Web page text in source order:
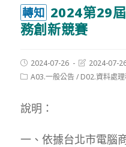
轉知 2024第29
務創新競賽
Post
published:
2024-07-26
Post
modified:
2024-07-
PostA03.一般公告/ D02.資料處
說明：
一、依據台北市電腦